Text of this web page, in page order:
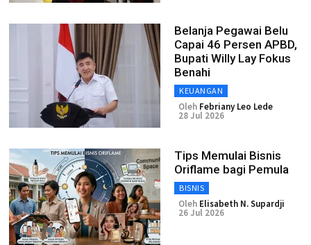
Belanja Pegawai Belu
Capai 46 Persen APBD,
Bupati Willy Lay Fokus
Benahi
KEUANGAN
Oleh Febriany Leo Lede
28 Jul 2026
Tips Memulai Bisnis
Oriflame bagi Pemula
BISNIS
Oleh Elisabeth N. Supardji
26 Jul 2026